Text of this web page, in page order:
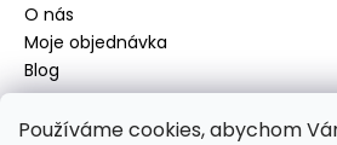
Používáme cookies, abychom
O nás
Moje objednávka
Blog